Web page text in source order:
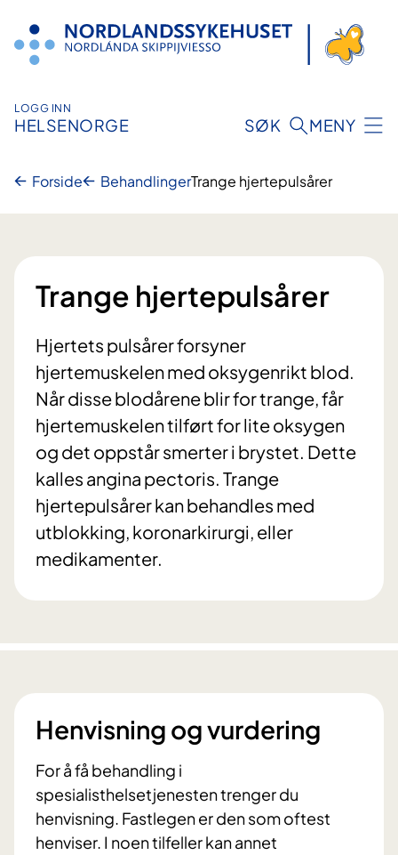
innhold
LOGG INN
HELSENORGE SØK MENY
Forside BehandlingerTrange hjertepulsårer
Trange hjertepulsårer
Hjertets pulsårer forsyner
hjertemuskelen med oksygenrikt blod.
Når disse blodårene blir for trange, får
hjertemuskelen tilført for lite oksygen
og det oppstår smerter i brystet. Dette
kalles angina pectoris. Trange
hjertepulsårer kan behandles med
utblokking, koronarkirurgi, eller
medikamenter.
Henvisning og vurdering
For å få behandling i
spesialisthelsetjenesten trenger du
henvisning. Fastlegen er den som oftest
henviser. I noen tilfeller kan annet